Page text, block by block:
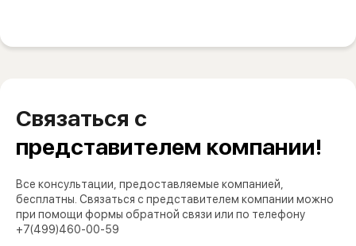
Связаться с
представителем компании!
Все консультации, предоставляемые компанией,
бесплатны. Связаться с представителем компании можно
при помощи формы обратной связи или по телефону
+7(499)460-00-59